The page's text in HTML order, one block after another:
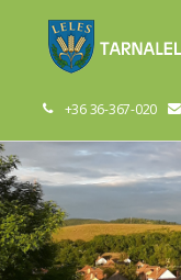
+36 36-367-020